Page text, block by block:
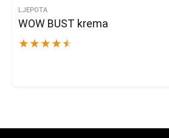
LJEPOTA
WOW BUST krema
★ ★ ★ ★ ★